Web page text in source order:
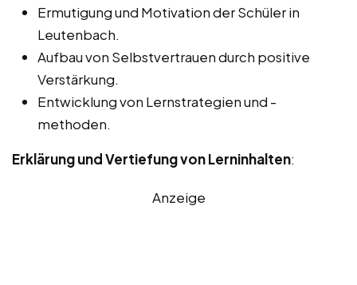
Ermutigung und Motivation der Schüler in
Leutenbach.
Aufbau von Selbstvertrauen durch positive
Verstärkung.
Entwicklung von Lernstrategien und -
methoden.
Erklärung und Vertiefung von Lerninhalten:
Anzeige